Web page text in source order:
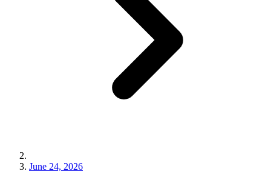
June 24, 2026